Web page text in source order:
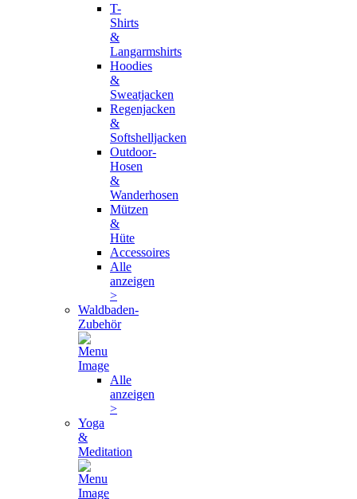
T-
Shirts
&
Langarmshirts
Hoodies
&
Sweatjacken
Regenjacken
&
Softshelljacken
Outdoor-
Hosen
&
Wanderhosen
Mützen
&
Hüte
Accessoires
Alle
anzeigen
>
Waldbaden-
Zubehör
Alle
anzeigen
>
Yoga
&
Meditation